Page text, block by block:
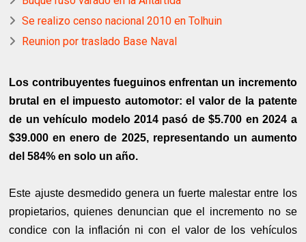
Se realizo censo nacional 2010 en Tolhuin
Reunion por traslado Base Naval
Los contribuyentes fueguinos enfrentan un incremento
brutal en el impuesto automotor: el valor de la patente
de un vehículo modelo 2014 pasó de $5.700 en 2024 a
$39.000 en enero de 2025, representando un aumento
del 584% en solo un año.
Este ajuste desmedido genera un fuerte malestar entre los
propietarios, quienes denuncian que el incremento no se
condice con la inflación ni con el valor de los vehículos